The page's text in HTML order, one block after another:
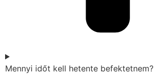
Mennyi időt kell hetente befektetnem?